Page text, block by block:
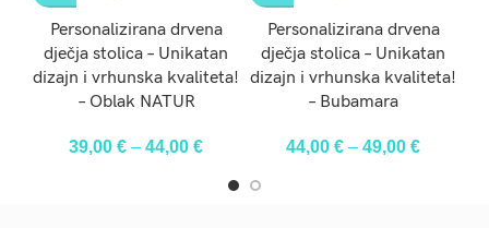
Personalizirana drvena
dječja stolica – Unikatan
dizajn i vrhunska kvaliteta!
– Oblak NATUR
39,00 € – 44,00 €
Personalizirana drvena
dječja stolica – Unikatan
dizajn i vrhunska kvaliteta!
– Bubamara
44,00 € – 49,00 €